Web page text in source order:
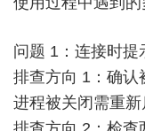
问题 1：连接时提
排查方向 1：确认
进程被关闭需重新